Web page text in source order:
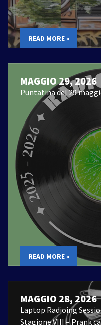
READ MORE »
MAGGIO 29, 2026
Puntatina del 29
READ MORE »
MAGGIO 28, 2026
Laptop Radioing
Stagione VIII – Prank